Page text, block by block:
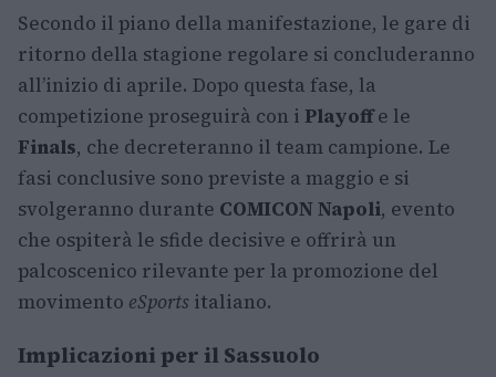
Secondo il piano della manifestazione, le gare di
ritorno della stagione regolare si concluderanno
all’inizio di aprile. Dopo questa fase, la
competizione proseguirà con i Playoffe le
Finals, che decreteranno il team campione. Le
fasi conclusive sono previste a maggio e si
svolgeranno durante COMICON Napoli, evento
che ospiterà le sfide decisive e offrirà un
palcoscenico rilevante per la promozione del
movimento eSports italiano.
Implicazioni per il Sassuolo